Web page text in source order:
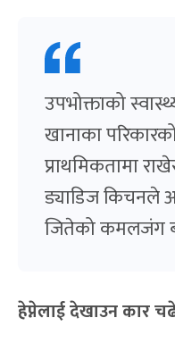
उपभोक्ताको
खानाका
प्राथमिकतामा
ड्याडिज किचनले
जितेको कमलजंग
हेप्नेलाई देखाउन कार